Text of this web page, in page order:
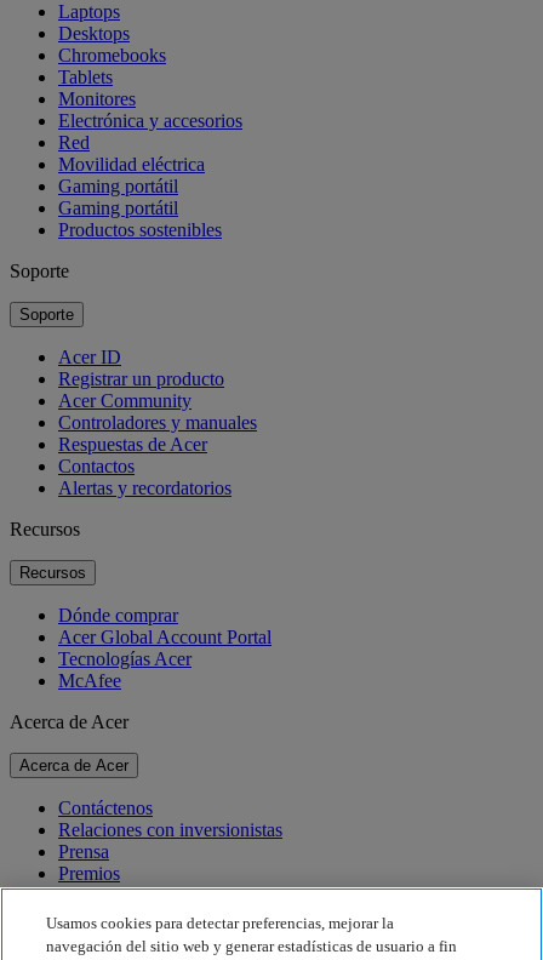
Laptops
Desktops
Chromebooks
Tablets
Monitores
Electrónica y accesorios
Red
Movilidad eléctrica
Gaming portátil
Gaming portátil
Productos sostenibles
Soporte
Soporte
Acer ID
Registrar un producto
Acer Community
Controladores y manuales
Respuestas de Acer
Contactos
Alertas y recordatorios
Recursos
Recursos
Dónde comprar
Acer Global Account Portal
Tecnologías Acer
McAfee
Acerca de Acer
Acerca de Acer
Contáctenos
Relaciones con inversionistas
Prensa
Premios
Eventos
Sostenibilidad
Usamos cookies para detectar preferencias, mejorar la
navegación del sitio web y generar estadísticas de usuario a fin